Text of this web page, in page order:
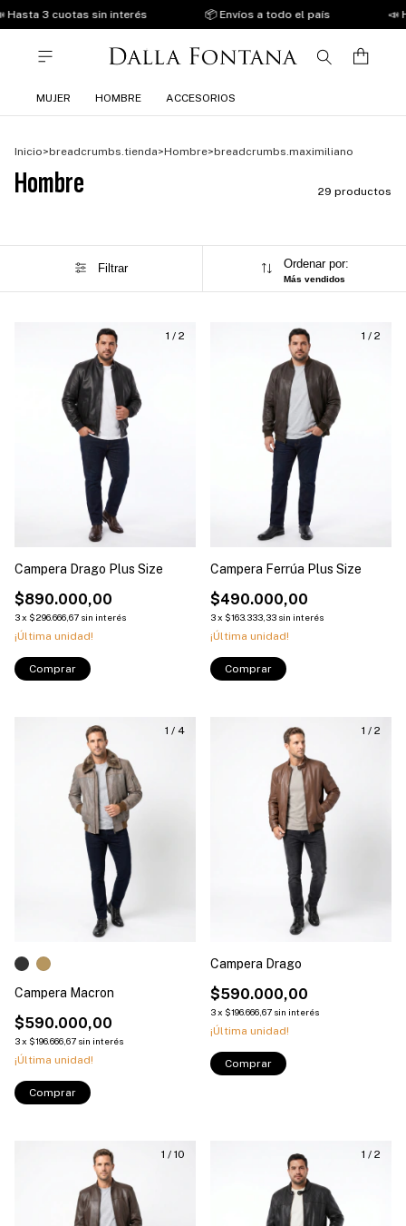
3 cuotas sin interés 📦 Envíos a todo el país 📣
MUJER HOMBRE ACCESORIOS
Inicio>breadcrumbs.tienda>Hombre>breadcrumbs.maximiliano
Hombre 29 productos
Filtrar Ordenar por:
Más vendidos
1 / 2
Campera Drago Plus Size
$890.000,00
3x $296.666,67 sin interés
¡Última unidad!
Comprar
1 / 2
Campera Ferrúa Plus Size
$490.000,00
3x $163.333,33 sin interés
¡Última unidad!
Comprar
1 / 4
Campera Macron
$590.000,00
3x $196.666,67 sin interés
¡Última unidad!
Comprar
1 / 2
Campera Drago
$590.000,00
3x $196.666,67 sin interés
¡Última unidad!
Comprar
1 / 10 1 / 2